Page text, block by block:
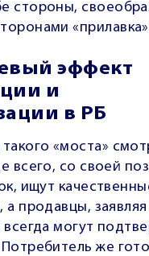
стороны,
эффект
и
в РБ
«моста»
всего, со своей
ищут
а продавцы,
могут
же